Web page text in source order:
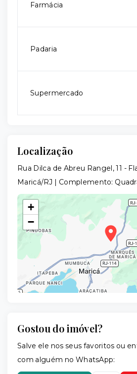
Farmácia
Padaria
Supermercado
Localização
Rua Dilca de Abreu Rangel, 11 -
Maricá/RJ | Complemento:
+
−
Gostou do imóvel?
Salve ele nos seus favoritos ou
com alguém no WhatsApp: